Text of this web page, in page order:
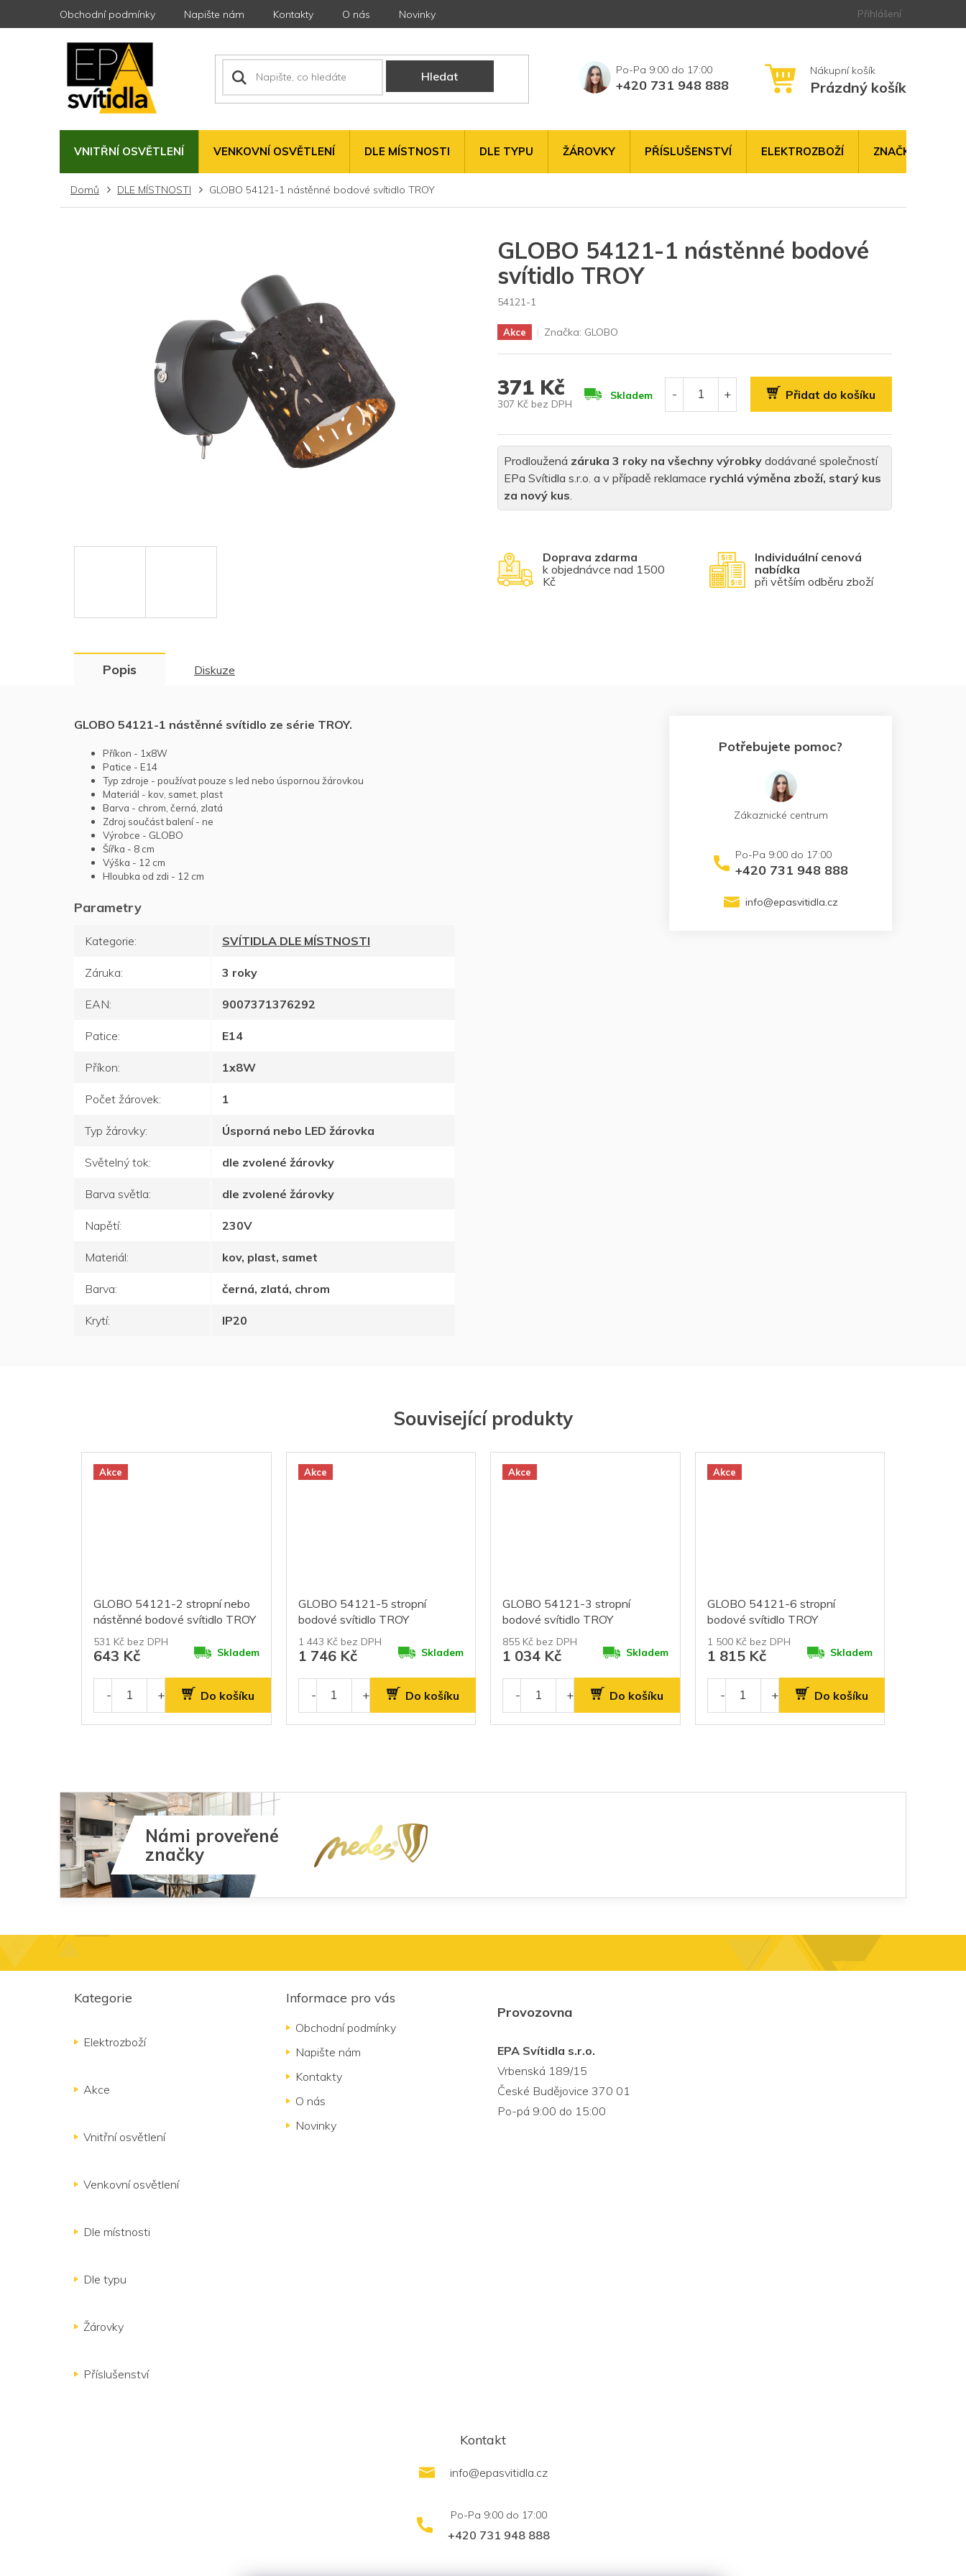
Obchodní podmínky Napište nám Kontakty O nás Novinky Přihlášení
Hledat
+420 731 948 888
NÁKUPNÍPrázdný košík
VNITŘNÍ OSVĚTLENÍ VENKOVNÍ OSVĚTLENÍ DLE MÍSTNOSTI DLE TYPU ŽÁROVKY PŘÍSLUŠENSTVÍ ELEKTROZBOŽÍ ZNAČKY
Domů DLE MÍSTNOSTI GLOBO 54121-1 nástěnné bodové svítidlo TROY
Doprava zdarma
k objednávce nad 1500
Kč
Individuální cenová
nabídka
při větším odběru zboží
Prodloužená záruka 3 roky na všechny výrobky dodávané společností
EPa Svítidla s.r.o. a v případě reklamace rychlá výměna zboží, starý kus
za nový kus.
371 Kč
307 Kč bez DPH
Skladem Přidat do košíku
GLOBO 54121-1 nástěnné bodové
svítidlo TROY
54121-1
Akce Značka: GLOBO
Související produkty
Akce
GLOBO 54121-2 stropní nebo
nástěnné bodové svítidlo TROY
531 Kč bez DPH
643 Kč Skladem
Do košíku
Akce
GLOBO 54121-5 stropní
bodové svítidlo TROY
1 443 Kč bez DPH
1 746 Kč Skladem
Do košíku
Akce
GLOBO 54121-3 stropní
bodové svítidlo TROY
855 Kč bez DPH
1 034 Kč Skladem
Do košíku
Akce
GLOBO 54121-6 stropní
bodové svítidlo TROY
1 500 Kč bez DPH
1 815 Kč Skladem
Do košíku
Popis Diskuze
GLOBO 54121-1 nástěnné svítidlo ze série TROY.
Příkon - 1x8W
Patice - E14
Typ zdroje - používat pouze s led nebo úspornou žárovkou
Materiál - kov, samet, plast
Barva - chrom, černá, zlatá
Zdroj součást balení - ne
Výrobce - GLOBO
Šířka - 8 cm
Výška - 12 cm
Hloubka od zdi - 12 cm
Kategorie: SVÍTIDLA DLE MÍSTNOSTI
Záruka: 3 roky
EAN: 9007371376292
Patice: E14
Příkon: 1x8W
Počet žárovek: 1
Typ žárovky: Úsporná nebo LED žárovka
Světelný tok: dle zvolené žárovky
Barva světla: dle zvolené žárovky
Napětí: 230V
Materiál: kov, plast, samet
Barva: černá, zlatá, chrom
Krytí: IP20
Potřebujete pomoc?
Zákaznické centrum
+420 731 948 888
info@epasvitidla.cz
Námi proveřené
značky
Kategorie
Elektrozboží
Akce
Vnitřní osvětlení
Venkovní osvětlení
Dle místnosti
Dle typu
Žárovky
Příslušenství
Informace pro vás
Obchodní podmínky
Napište nám
Kontakty
O nás
Novinky
Provozovna
EPA Svítidla s.r.o.
Vrbenská 189/15
České Budějovice 370 01
Po-pá 9:00 do 15:00
Kontakt
info@epasvitidla.cz
+420 731 948 888